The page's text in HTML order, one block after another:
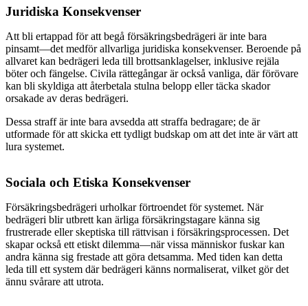
Juridiska Konsekvenser
Att bli ertappad för att begå försäkringsbedrägeri är inte bara
pinsamt—det medför allvarliga juridiska konsekvenser. Beroende på
allvaret kan bedrägeri leda till brottsanklagelser, inklusive rejäla
böter och fängelse. Civila rättegångar är också vanliga, där förövare
kan bli skyldiga att återbetala stulna belopp eller täcka skador
orsakade av deras bedrägeri.
Dessa straff är inte bara avsedda att straffa bedragare; de är
utformade för att skicka ett tydligt budskap om att det inte är värt att
lura systemet.
Sociala och Etiska Konsekvenser
Försäkringsbedrägeri urholkar förtroendet för systemet. När
bedrägeri blir utbrett kan ärliga försäkringstagare känna sig
frustrerade eller skeptiska till rättvisan i försäkringsprocessen. Det
skapar också ett etiskt dilemma—när vissa människor fuskar kan
andra känna sig frestade att göra detsamma. Med tiden kan detta
leda till ett system där bedrägeri känns normaliserat, vilket gör det
ännu svårare att utrota.